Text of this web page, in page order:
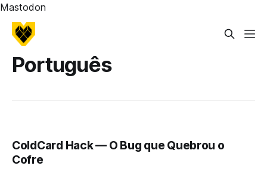
Mastodon
Português
ColdCard Hack — O Bug que Quebrou o
Cofre